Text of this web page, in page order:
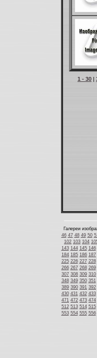
1 - 30 |
Галереи
46 47 48 49 50
102 103 104
143 144 145 146
184 185 186 187
225 226 227 228
266 267 268 269
307 308 309 310
348 349 350 351
389 390 391 392
430 431 432 433
471 472 473 474
512 513 514 515
553 554 555 556